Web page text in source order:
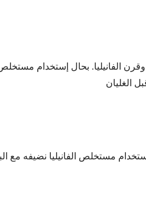
بحال إستخدام مستخلص
الغليان
مستخلص الفانيليا نضيفه مع